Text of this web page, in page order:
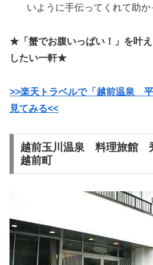
いように手伝ってくれて助か
★「蟹でお腹いっぱい！」を叶
したい一軒★
>>楽天トラベルで「越前温泉
見てみる<<
越前玉川温泉 料理旅館
越前町